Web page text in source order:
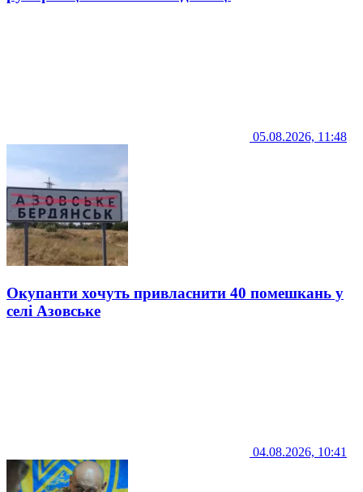
05.08.2026, 11:48
Окупанти хочуть привласнити 40 помешкань у
селі Азовське
04.08.2026, 10:41